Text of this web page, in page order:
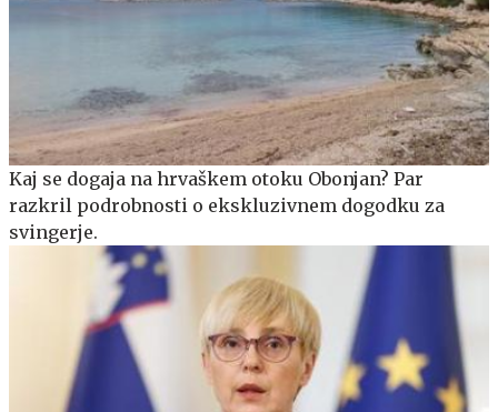
Kaj se dogaja na hrvaškem otoku Obonjan? Par
razkril podrobnosti o ekskluzivnem dogodku za
svingerje.